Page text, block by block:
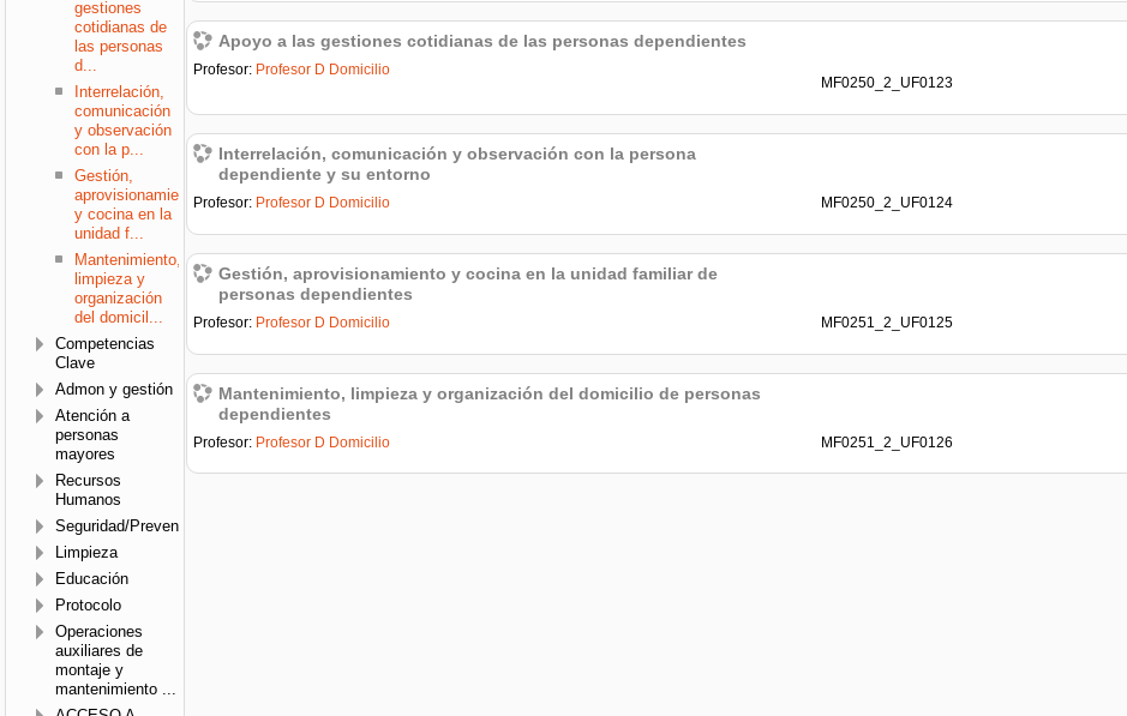
Apoyo a las gestiones cotidianas de las personas dependientes
MF0250_2_UF0123
Profesor: Profesor D Domicilio
Interrelación, comunicación y observación con la persona
dependiente y su entorno
MF0250_2_UF0124
Profesor: Profesor D Domicilio
Gestión, aprovisionamiento y cocina en la unidad familiar de
personas dependientes
MF0251_2_UF0125
Profesor: Profesor D Domicilio
Mantenimiento, limpieza y organización del domicilio de personas
dependientes
MF0251_2_UF0126
Profesor: Profesor D Domicilio
gestiones
cotidianas de
las personas
d...
Interrelación,
comunicación
y observación
con la p...
Gestión,
aprovisionamiento
y cocina en la
unidad f...
Mantenimiento,
limpieza y
organización
del domicil...
Competencias
Clave
Admon y gestión
Atención a
personas
mayores
Recursos
Humanos
Seguridad/Prevención
Limpieza
Educación
Protocolo
Operaciones
auxiliares de
montaje y
mantenimiento ...